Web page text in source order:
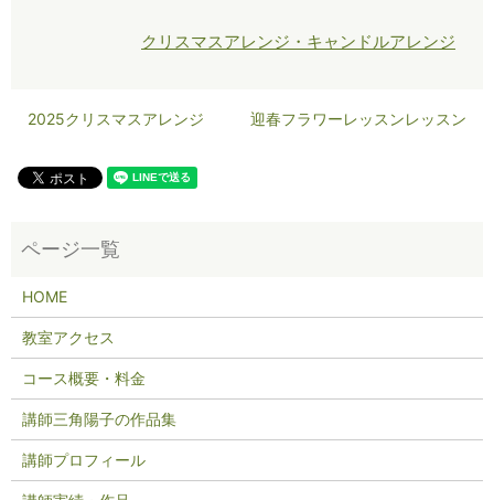
クリスマスアレンジ・キャンドルアレンジ
2025クリスマスアレンジ 迎春フラワーレッスンレッスン
HOME
教室アクセス
コース概要・料金
講師三角陽子の作品集
講師プロフィール